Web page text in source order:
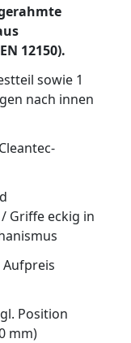
12150).
sowie 1
nach innen
Griffe eckig in
Aufpreis
Position
mm)